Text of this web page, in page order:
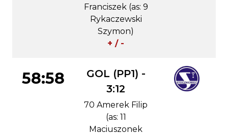
Franciszek (as: 9
Rykaczewski
Szymon)
+ / -
58:58
GOL (PP1) -
3:12
70 Amerek Filip
(as: 11
Maciuszonek